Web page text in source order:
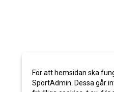
För att hemsidan ska
SportAdmin. Dessa går